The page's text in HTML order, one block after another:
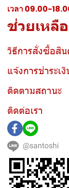
เวลา 09.00-
ช่วยเหลือ
วิธีการสั่งซื้อสิน
แจ้งการชำระเงิ
ติดตามสถานะ
ติดต่อเรา
@santoshi